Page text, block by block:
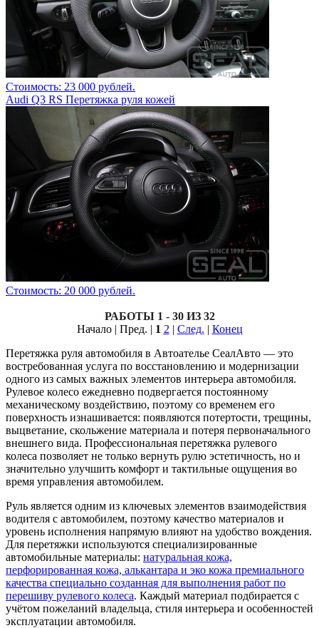
Стоимость: 23 000 рублей.
Audi Q3 RS Перетяжка руля кожей
Стоимость: 20 000 рублей.
РАБОТЫ 1 - 30 ИЗ 32
Начало | Пред. | 1 2 | След. | Конец
Перетяжка руля автомобиля в Автоателье СеалАвто — это
востребованная услуга по восстановлению и модернизации
одного из самых важных элементов интерьера автомобиля.
Рулевое колесо ежедневно подвергается постоянному
механическому воздействию, поэтому со временем его
поверхность изнашивается: появляются потертости, трещины,
выцветание, скольжение материала и потеря первоначального
внешнего вида. Профессиональная перетяжка рулевого
колеса позволяет не только вернуть рулю эстетичность, но и
значительно улучшить комфорт и тактильные ощущения во
время управления автомобилем.
Руль является одним из ключевых элементов взаимодействия
водителя с автомобилем, поэтому качество материалов и
уровень исполнения напрямую влияют на удобство вождения.
Для перетяжки используются специализированные
автомобильные материалы: натуральная кожа,
перфорированная кожа, алькантара и эко кожа премиального
качества специально созданная для выполнения работ по
перешиву рулевого колеса. Каждый материал подбирается с
учётом пожеланий владельца, стиля интерьера и особенностей
эксплуатации автомобиля.